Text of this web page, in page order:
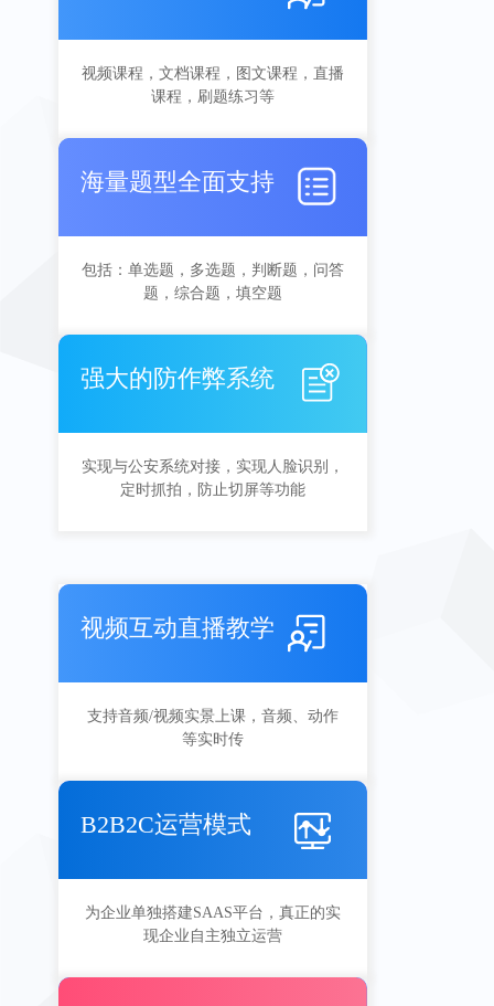
视频课程，文档课程，图文课程，直播
课程，刷题练习等
海量题型全面支持
包括：单选题，多选题，判断题，问答
题，综合题，填空题
强大的防作弊系统
实现与公安系统对接，实现人脸识别，
定时抓拍，防止切屏等功能
视频互动直播教学
支持音频/视频实景上课，音频、动作
等实时传
B2B2C运营模式
为企业单独搭建SAAS平台，真正的实
现企业自主独立运营